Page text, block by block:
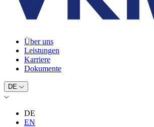
Über uns
Leistungen
Karriere
Dokumente
DE
DE
EN